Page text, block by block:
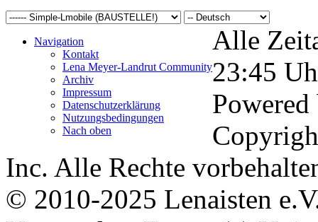
Navigation
Kontakt
Lena Meyer-Landrut Community
Archiv
Impressum
Datenschutzerklärung
Nutzungsbedingungen
Nach oben
Alle
23:45
Inc. Alle Rechte
© 2010-2025 Lenaisten